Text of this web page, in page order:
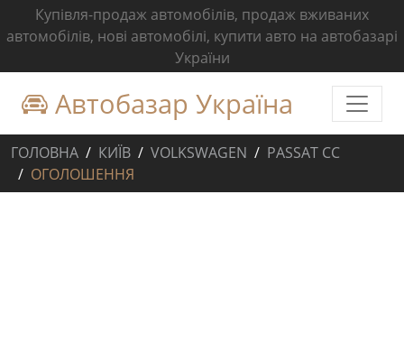
Купівля-продаж автомобілів, продаж вживаних
автомобілів, нові автомобілі, купити авто на автобазарі
України
Автобазар Україна
ГОЛОВНА КИЇВ VOLKSWAGEN
PASSAT CC
ОГОЛОШЕННЯ